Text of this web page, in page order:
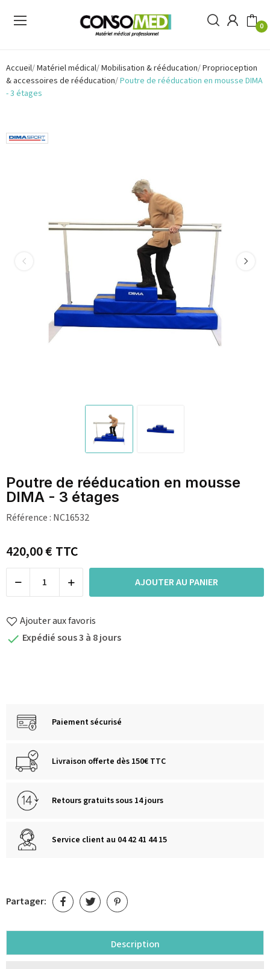
0
Accueil Matériel médical Mobilisation & rééducation Proprioception
& accessoires de rééducation Poutre de rééducation en mousse DIMA
- 3 étages
Poutre de rééducation en mousse
DIMA - 3 étages
Référence : NC16532
420,00 €TTC
AJOUTER AU PANIER
Ajouter aux favoris
 Expédié sous 3 à 8 jours
Paiement sécurisé
Livraison offerte dès 150€ TTC
Retours gratuits sous 14 jours
Service client au 04 42 41 44 15
Partager:
Description